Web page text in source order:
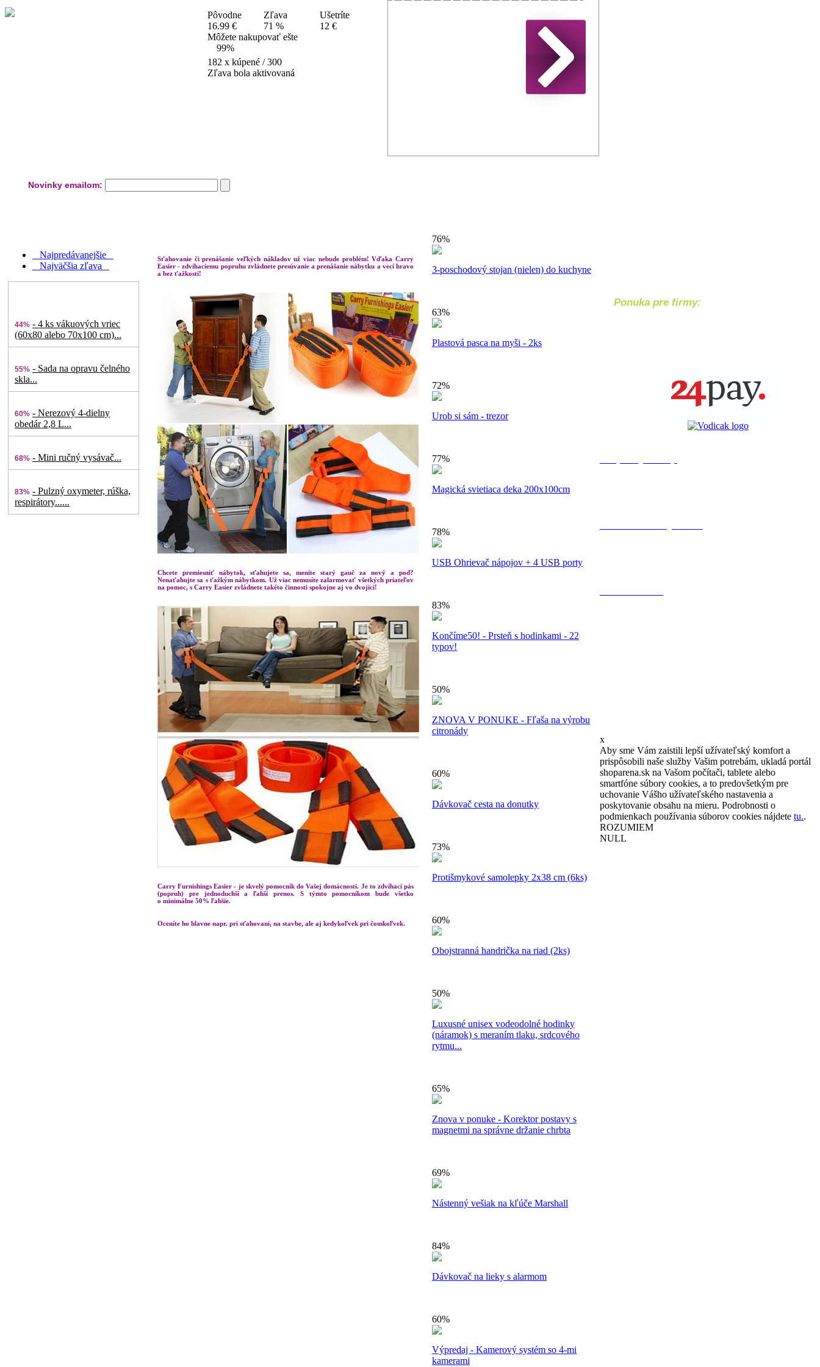
Pôvodne
16.99 €
Zľava
71 %
Ušetríte
12 €
Môžete nakupovať ešte
99%
182 x kúpené / 300
Zľava bola aktivovaná
Novinky emailom:
Najpredávanejšie
Najväčšia zľava
44% - 4 ks vákuových vriec
(60x80 alebo 70x100 cm)...
55% - Sada na opravu čelného
skla...
60% - Nerezový 4-dielny
obedár 2,8 L...
68% - Mini ručný vysávač...
83% - Pulzný oxymeter, rúška,
respirátory......
Sťahovanie či prenášanie veľkých nákladov už viac nebude problém! Vďaka Carry
Easier - zdvíhaciemu popruhu zvládnete presúvanie a prenášanie nábytku a vecí hravo
a bez ťažkostí!
Chcete premiesniť nábytok, sťahujete sa, meníte starý gauč za nový a pod?
Nenaťahujte sa s ťažkým nábytkom. Už viac nemusíte zalarmovať všetkých priateľov
na pomoc, s Carry Easier zvládnete takéto činnosti spokojne aj vo dvojici!
Carry Furnishings Easier - je skvelý pomocník do Vašej domácnosti. Je to zdvíhací pás
(popruh) pre jednoduchší a ľahší prenos. S týmto pomocníkom bude všetko
o minimálne 50% ľahšie.
Oceníte ho hlavne napr. pri sťahovaní, na stavbe, ale aj kedykoľvek pri čomkoľvek.
76%
3-poschodový stojan (nielen) do kuchyne
63%
Plastová pasca na myši - 2ks
72%
Urob si sám - trezor
77%
Magická svietiaca deka 200x100cm
78%
USB Ohrievač nápojov + 4 USB porty
83%
Končíme50! - Prsteň s hodinkami - 22
typov!
50%
ZNOVA V PONUKE - Fľaša na výrobu
citronády
60%
Dávkovač cesta na donutky
73%
Protišmykové samolepky 2x38 cm (6ks)
60%
Obojstranná handrička na riad (2ks)
50%
Luxusné unisex vodeodolné hodinky
(náramok) s meraním tlaku, srdcového
rytmu...
65%
Znova v ponuke - Korektor postavy s
magnetmi na správne držanie chrbta
69%
Nástenný vešiak na kľúče Marshall
84%
Dávkovač na lieky s alarmom
60%
Výpredaj - Kamerový systém so 4-mi
kamerami
Ponuka pre firmy:
x
Aby sme Vám zaistili lepší užívateľský komfort a
prispôsobili naše služby Vašim potrebám, ukladá portál
shoparena.sk na Vašom počítači, tablete alebo
smartfóne súbory cookies, a to predovšetkým pre
uchovanie Vášho užívateľského nastavenia a
poskytovanie obsahu na mieru. Podrobnosti o
podmienkach používania súborov cookies nájdete tu..
ROZUMIEM
NULL